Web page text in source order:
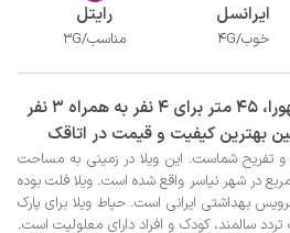
ایرانسل
خوب/4G
رایتل
مناسب/3G
‫‫اجاره روزانه و ماهانه باغ طهورا، 45 متر برای 4 نفر به همراه 3 نفر
بهترین کیفیت و قیمت در اتاقک